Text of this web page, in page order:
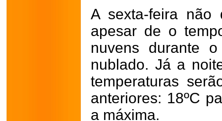
A sexta-feira não
apesar de o
nuvens durante
nublado. Já a
temperaturas
anteriores: 18ºC
a máxima.